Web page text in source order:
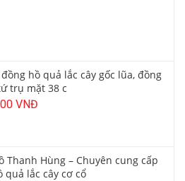
hồ quả lắc cây gốc lũa, đồng
trụ mặt 38 c
VNĐ
Thanh Hùng – Chuyên cung cấp
quả lắc cây cơ cổ